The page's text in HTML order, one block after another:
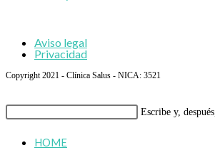
Aviso legal
Privacidad
Copyright 2021 - Clínica Salus - NICA: 3521
Buscar
Escribe y,
HOME